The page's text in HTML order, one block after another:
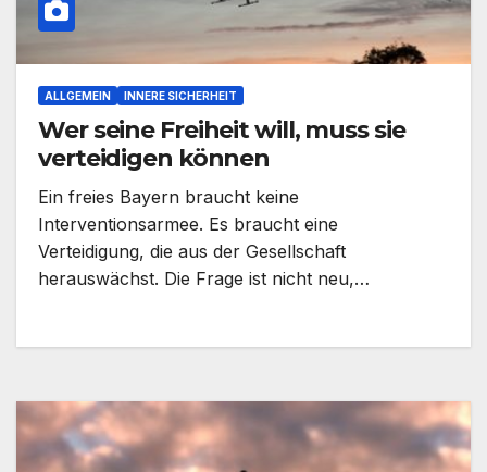
ALLGEMEIN INNERE SICHERHEIT
Wer seine Freiheit will, muss sie
verteidigen können
Ein freies Bayern braucht keine
Interventionsarmee. Es braucht eine
Verteidigung, die aus der Gesellschaft
herauswächst. Die Frage ist nicht neu,…